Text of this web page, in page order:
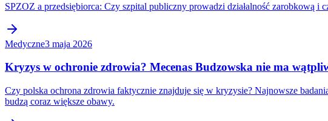
SPZOZ a przedsiębiorca: Czy szpital publiczny prowadzi działalność zarobkową i
Medyczne3 maja 2026
Kryzys w ochronie zdrowia? Mecenas Budzowska nie ma
Czy polska ochrona zdrowia faktycznie znajduje się w kryzysie? Najnowsze
budzą coraz większe obawy.